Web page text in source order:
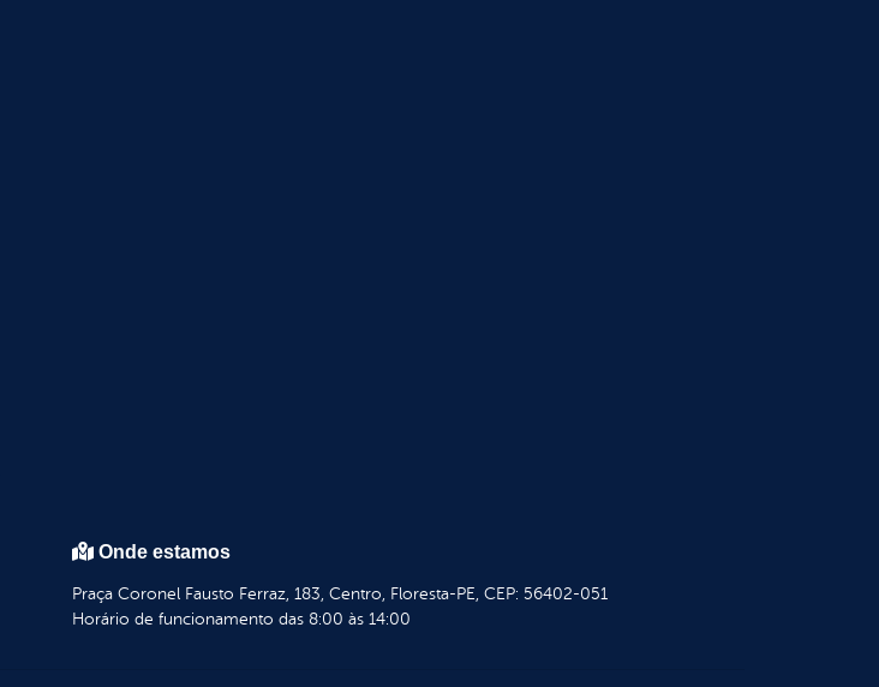
Onde estamos
Praça Coronel Fausto Ferraz, 183, Centro, Floresta-PE, CEP: 56402-051
Horário de funcionamento das 8:00 às 14:00